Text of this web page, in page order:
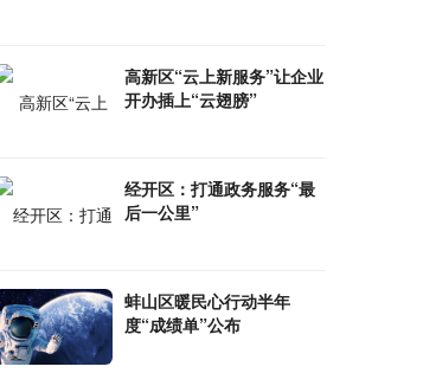
高新区“云上新服务”让企业
开办插上“云翅膀”
经开区：打通政务服务“最
后一公里”
蚌山区暖民心行动半年
度“成绩单”公布